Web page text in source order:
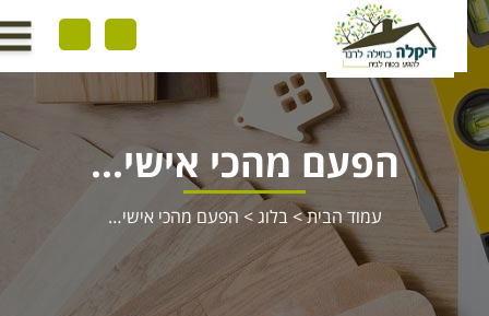
הפעם מהכי אישי…
עמוד הבית>בלוג>הפעם מהכי אישי…